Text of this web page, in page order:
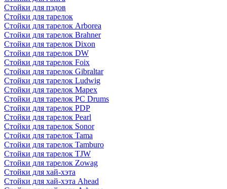
Стойки для пэдов
Стойки для тарелок
Стойки для тарелок Arborea
Стойки для тарелок Brahner
Стойки для тарелок Dixon
Стойки для тарелок DW
Стойки для тарелок Foix
Стойки для тарелок Gibraltar
Стойки для тарелок Ludwig
Стойки для тарелок Mapex
Стойки для тарелок PC Drums
Стойки для тарелок PDP
Стойки для тарелок Pearl
Стойки для тарелок Sonor
Стойки для тарелок Tama
Стойки для тарелок Tamburo
Стойки для тарелок TJW
Стойки для тарелок Zowag
Стойки для хай-хэта
Стойки для хай-хэта Ahead